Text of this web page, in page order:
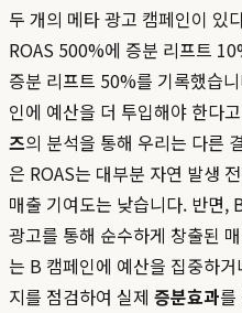
두 개의 메타 광고 캠페인이 있
ROAS 500%에 증분 리프트
증분 리프트 50%를 기록했습
인에 예산을 더 투입해야 한다
즈의 분석을 통해 우리는 다른
은 ROAS는 대부분 자연 발생
매출 기여도는 낮습니다. 반면,
광고를 통해 순수하게 창출된
는 B 캠페인에 예산을 집중하
지를 점검하여 실제 증분효과를